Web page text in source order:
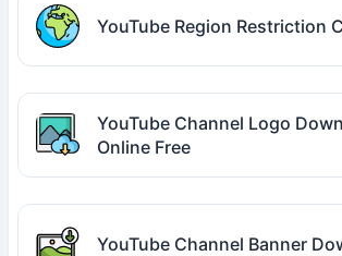
YouTube Region Restriction
YouTube Channel Logo
Online Free
YouTube Channel Banner